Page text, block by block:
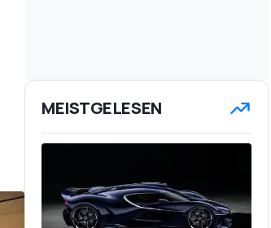
MEISTGELESEN